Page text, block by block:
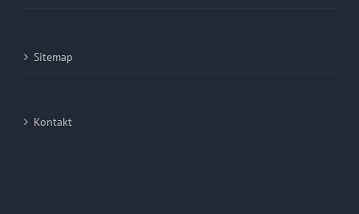
Sitemap
Kontakt